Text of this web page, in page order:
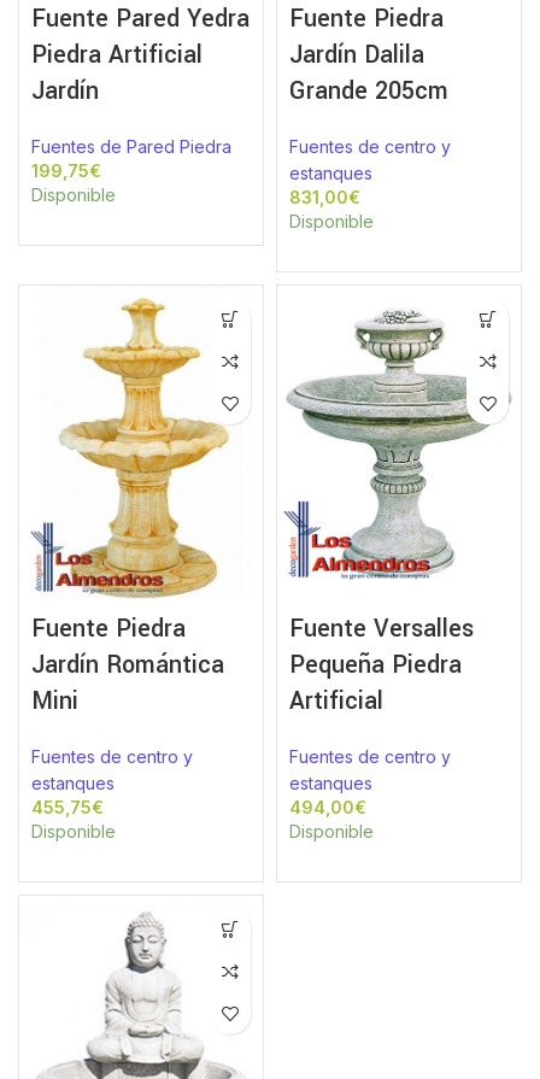
Fuente Pared Yedra
Piedra Artificial
Jardín
Fuentes de Pared Piedra
€
Disponible
Fuente Piedra
Jardín Dalila
Grande 205cm
Fuentes de centro y
estanques
€
Disponible
Fuente Piedra
Jardín Romántica
Mini
Fuentes de centro y
estanques
€
Disponible
Fuente Versalles
Pequeña Piedra
Artificial
Fuentes de centro y
estanques
€
Disponible